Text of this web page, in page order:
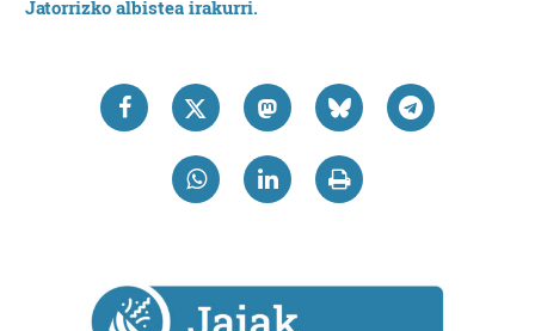
Jatorrizko albistea irakurri.